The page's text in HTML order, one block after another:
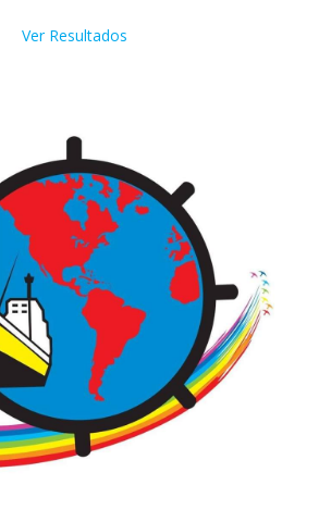
Ver Resultados